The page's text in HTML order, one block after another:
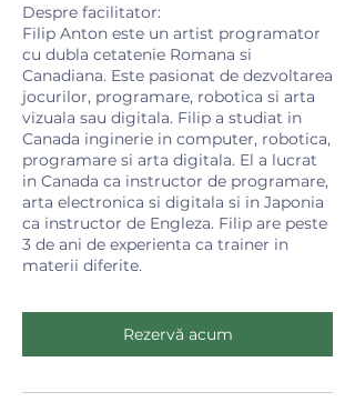
Despre facilitator:
Filip Anton este un artist programator
cu dubla cetatenie Romana si
Canadiana. Este pasionat de dezvoltarea
jocurilor, programare, robotica si arta
vizuala sau digitala. Filip a studiat in
Canada inginerie in computer, robotica,
programare si arta digitala. El a lucrat
in Canada ca instructor de programare,
arta electronica si digitala si in Japonia
ca instructor de Engleza. Filip are peste
3 de ani de experienta ca trainer in
materii diferite.
Rezervă acum